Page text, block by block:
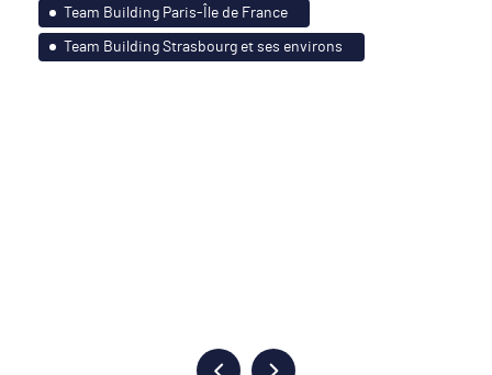
Team Building Paris-Île de France
Team Building Strasbourg et ses environs